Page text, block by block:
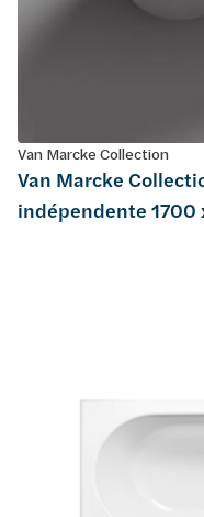
Van Marcke Collection
Van Marcke
indépendente 1700